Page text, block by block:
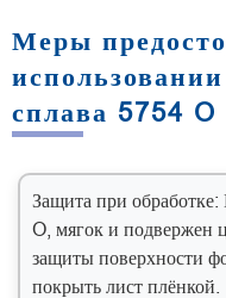
Меры
сплава 5754 O
Защита при
O, мягок и подвержен
защиты поверхности
покрыть лист плёнкой.